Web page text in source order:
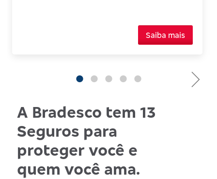
Saiba mais
A Bradesco tem 13
Seguros para
proteger você e
quem você ama.